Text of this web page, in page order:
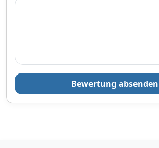
124,99€
Bewertung absenden